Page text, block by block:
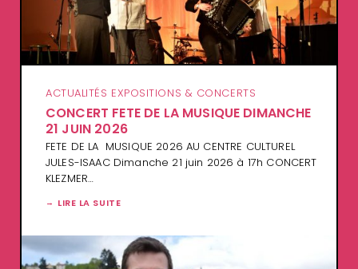
ACTUALITÉS EXPOSITIONS & CONCERTS
CONCERT FETE DE LA MUSIQUE DIMANCHE
21 JUIN 2026
FETE DE LA MUSIQUE 2026 AU CENTRE CULTUREL
JULES-ISAAC Dimanche 21 juin 2026 à 17h CONCERT
KLEZMER…
LIRE LA SUITE